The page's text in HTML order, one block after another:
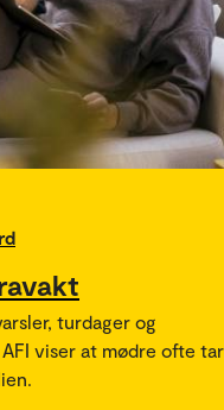
turdager og
viser at mødre ofte tar